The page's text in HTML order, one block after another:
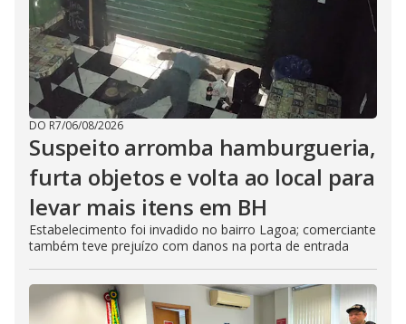
DO R7/06/08/2026
Suspeito arromba hamburgueria,
furta objetos e volta ao local para
levar mais itens em BH
Estabelecimento foi invadido no bairro Lagoa; comerciante
também teve prejuízo com danos na porta de entrada